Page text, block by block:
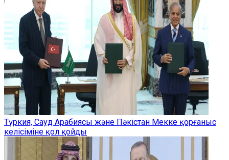
Түркия, Сауд Арабиясы және Пәкістан Мекке қорғаныс
келісіміне қол қойды